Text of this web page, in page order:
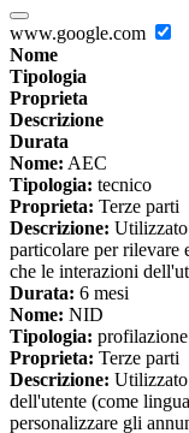
www.google.com
Nome
Tipologia
Proprieta
Descrizione
Durata
Nome: AEC
Tipologia: tecnico
Proprieta: Terze parti
Descrizione:
particolare per rilevare
che le interazioni
Durata: 6 mesi
Nome: NID
Tipologia: profilazione
Proprieta: Terze parti
Descrizione: Utilizzato
dell'utente (come
personalizzare gli